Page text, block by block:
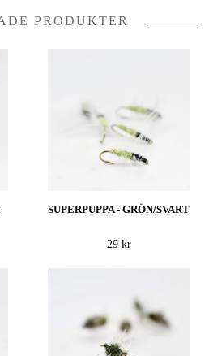
PRODUKTER
SUPERPUPPA - GRÖN/SVART
29 kr